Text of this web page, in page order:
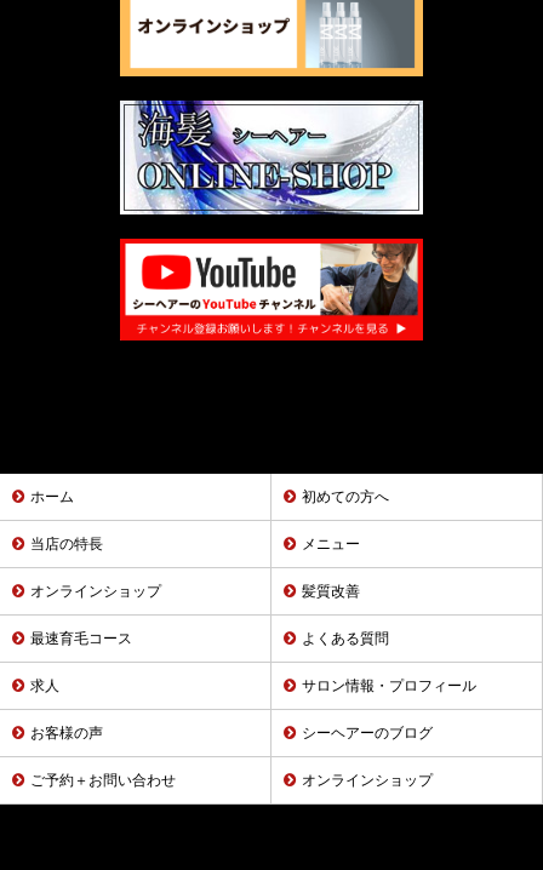
ホーム 初めての方へ
当店の特長 メニュー
オンラインショップ 髪質改善
最速育毛コース よくある質問
求人 サロン情報・プロフィール
お客様の声 シーヘアーのブログ
ご予約＋お問い合わせ オンラインショップ